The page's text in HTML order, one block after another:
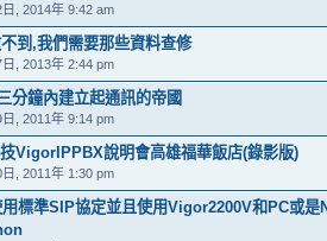
, 2014年 9:42 am
到,我們需要那些資料查修
, 2013年 2:44 pm
分鐘內建立起通訊的帝國
, 2011年 9:14 pm
VigorIPPBX說明會高雄福華飯店(錄影版)
, 2011年 1:30 pm
標準SIP協定並且使用Vigor2200V和PC或是